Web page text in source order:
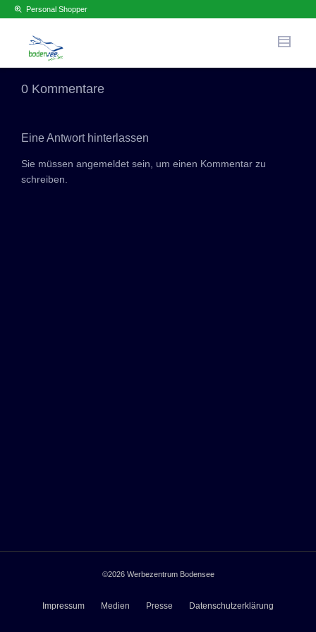
Personal Shopper
0 Kommentare
Eine Antwort hinterlassen
Sie müssen angemeldet sein,
um einen Kommentar zu
schreiben.
©2026 Werbezentrum Bodensee
Impressum Medien Presse Datenschutzerklärung